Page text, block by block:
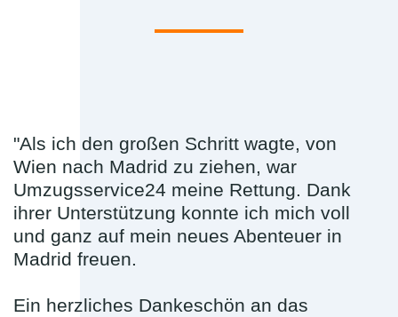
"Als ich den großen Schritt wagte, von
Wien nach Madrid zu ziehen, war
Umzugsservice24 meine Rettung. Dank
ihrer Unterstützung konnte ich mich voll
und ganz auf mein neues Abenteuer in
Madrid freuen.
Ein herzliches Dankeschön an das